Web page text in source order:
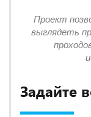
Задайте
Проект
выглядеть